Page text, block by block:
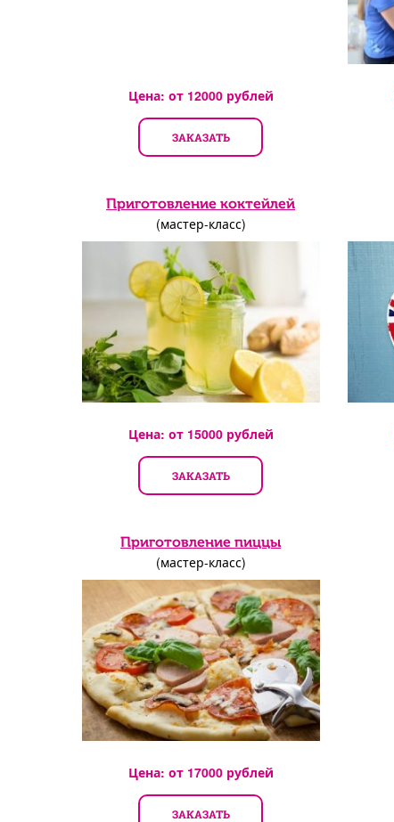
Цена: от 12000рублей
ЗАКАЗАТЬ
Приготовление коктейлей
(мастер-класс)
Цена: от 15000рублей
ЗАКАЗАТЬ
Приготовление пиццы
(мастер-класс)
Цена: от 17000рублей
ЗАКАЗАТЬ